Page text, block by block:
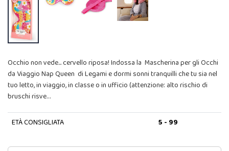
Occhio non vede... cervello riposa! Indossa la Mascherina per gli Occhi
da Viaggio Nap Queen di Legami e dormi sonni tranquilli che tu sia nel
tuo letto, in viaggio, in classe o in ufficio (attenzione: alto rischio di
bruschi risve…
ETÀ CONSIGLIATA 5 - 99